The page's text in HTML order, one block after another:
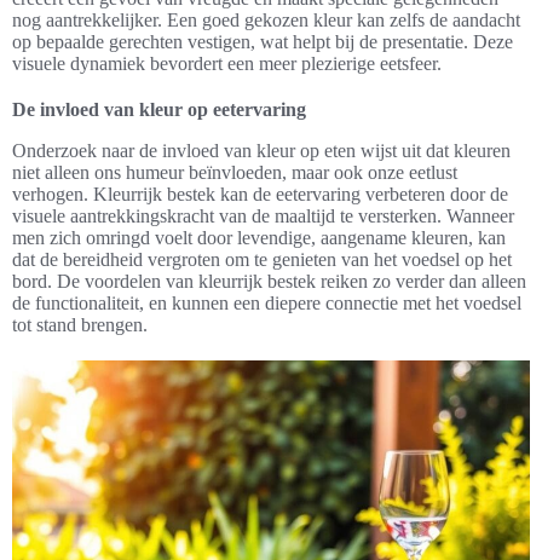
nog aantrekkelijker. Een goed gekozen kleur kan zelfs de aandacht
op bepaalde gerechten vestigen, wat helpt bij de presentatie. Deze
visuele dynamiek bevordert een meer plezierige eetsfeer.
De invloed van kleur op eetervaring
Onderzoek naar de invloed van kleur op eten wijst uit dat kleuren
niet alleen ons humeur beïnvloeden, maar ook onze eetlust
verhogen. Kleurrijk bestek kan de eetervaring verbeteren door de
visuele aantrekkingskracht van de maaltijd te versterken. Wanneer
men zich omringd voelt door levendige, aangename kleuren, kan
dat de bereidheid vergroten om te genieten van het voedsel op het
bord. De voordelen van kleurrijk bestek reiken zo verder dan alleen
de functionaliteit, en kunnen een diepere connectie met het voedsel
tot stand brengen.